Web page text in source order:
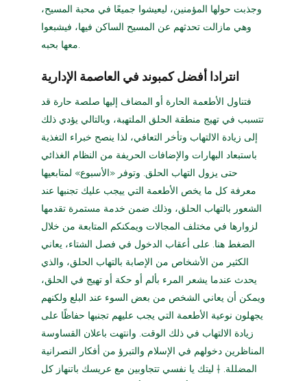
وجذبت حولها المؤمنين، ليعيشوا جميعًا في محبة المسيح،
وهي مازالت تحدثهم عن المسيح الساكن فيها، فيشبعوا
انترادا أفضل كمبوند في العاصمة الإدارية
فتناول الأطعمة الحارة أو المضاف إليها صلصة حارة قد
تتسبب في تهيج منطقة الحلق الملتهبة، وبالتالي يؤدي ذلك
إلى زيادة الالتهاب وتأخر التعافي، لذا ينصح خبراء التغذية
باستبعاد البهارات والإضافات الحريفة من النظام الغذائي
حتى يزول التهاب الحلق. وتوفر «الأسبوع» لمتابعيها
معرفة كل ما يخص الأطعمة التي ييجب عليك تجنبها عند
الشعور بالتهاب الحلق، وذلك ضمن خدمة مستمرة تقدمها
لزوارها في مختلف المجالات ويمكنكم المتابعة من خلال
الضغط هنا. على أعقاب الدخول في فصل الشتاء، يعاني
الكثير من الأشخاص من الإصابة بالتهاب الحلق، والذي
يحدث عندما يشعر المرء بألم أو حكة أو تهيج في الحلق،
ويمكن أن يعاني الشخص من بعض السوء عند البلع ولكنهم
يجهلون نوعية الأطعمة التي يجب عليهم تجنبها حفاظًا على
زيادة الالتهاب في ذلك الوقت. وانتهت باعلان القساوسة
المناظرين دخولهم في الإسلام والتبرؤ من أفكار النصرانية
المضللة. † ليتك يا نفسي تتجاوبين مع عريسك باتنهاز كل